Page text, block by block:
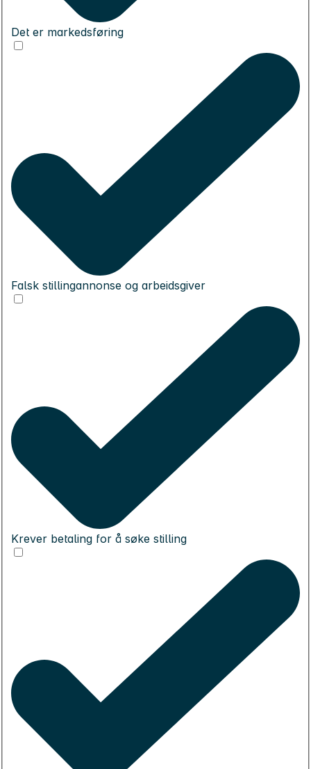
Det er markedsføring
Falsk stillingannonse og arbeidsgiver
Krever betaling for å søke stilling